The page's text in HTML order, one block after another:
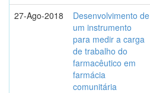
27-Ago-2018
Desenvolvimento de
um instrumento
para medir a carga
de trabalho do
farmacêutico em
farmácia
comunitária